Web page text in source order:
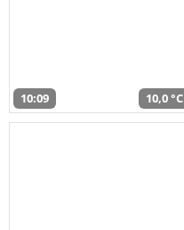
10:09 10,0 °C